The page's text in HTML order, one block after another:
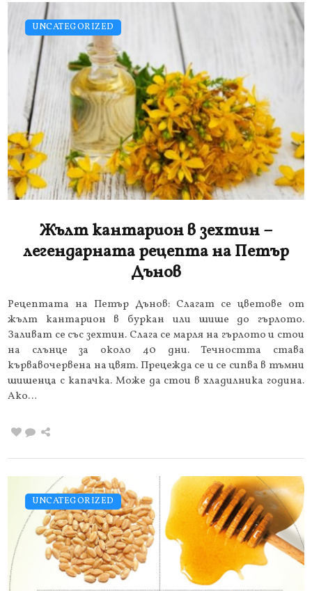
UNCATEGORIZED
Жълт кантарион в зехтин –
легендарната рецепта на Петър
Дънов
Рецептата на Петър Дънов: Слагат се цветове от
жълт кантарион в буркан или шише до гърлото.
Заливат се със зехтин. Слага се марля на гърлото и стои
на слънце за около 40 дни. Течността става
кървавочервена на цвят. Прецежда се и се сипва в тъмни
шишенца с капачка. Може да стои в хладилника година.
Ако…
UNCATEGORIZED